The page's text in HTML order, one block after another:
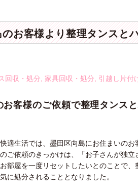
お客様より整理タンスと
回収・処分 家具回収・処分 引越し片付
お客様のご依頼で整理タンス
適生活では、墨田区向島にお住まいの
ご依頼のきっかけは、「お子さんが独
部屋を一度リセットしたいとのことで
に処分されることとなりました。